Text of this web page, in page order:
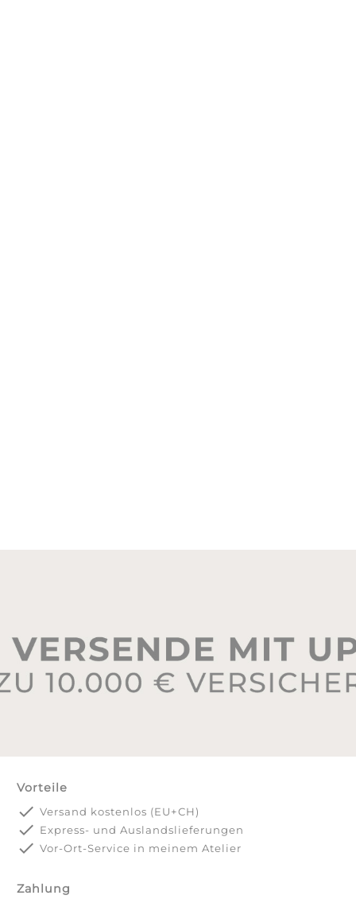
Vorteile
done Versand kostenlos (EU+CH)
done Express- und Auslandslieferungen
done Vor-Ort-Service in meinem Atelier
Zahlung